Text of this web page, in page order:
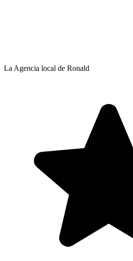
La Agencia local de Ronald